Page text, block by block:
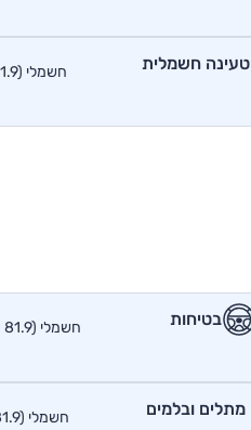
טעינה חשמלית
חשמלי (81.9 קוט"ש), Performance ,4x4
בטיחות
חשמלי (81.9 קוט"ש), Performance ,4x4
מתלים ובלמים
חשמלי (81.9 קוט"ש), Performance ,4x4